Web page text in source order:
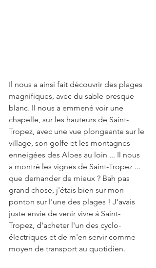
Il nous a ainsi fait découvrir des plages
magnifiques, avec du sable presque
blanc. Il nous a emmené voir une
chapelle, sur les hauteurs de Saint-
Tropez, avec une vue plongeante sur le
village, son golfe et les montagnes
enneigées des Alpes au loin ... Il nous
a montré les vignes de Saint-Tropez ...
que demander de mieux ? Bah pas
grand chose, j'étais bien sur mon
ponton sur l'une des plages ! J'avais
juste envie de venir vivre à Saint-
Tropez, d'acheter l'un des cyclo-
électriques et de m'en servir comme
moyen de transport au quotidien.